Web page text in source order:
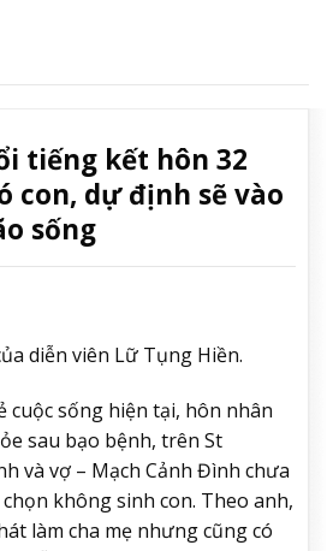
tiếng kết hôn 32
con, dự định sẽ vào
sống
diễn viên Lữ Tụng Hiền.
cuộc sống hiện tại, hôn nhân
sau bạo bệnh, trên St
và vợ – Mạch Cảnh Đình chưa
không sinh con. Theo anh,
làm cha mẹ nhưng cũng có